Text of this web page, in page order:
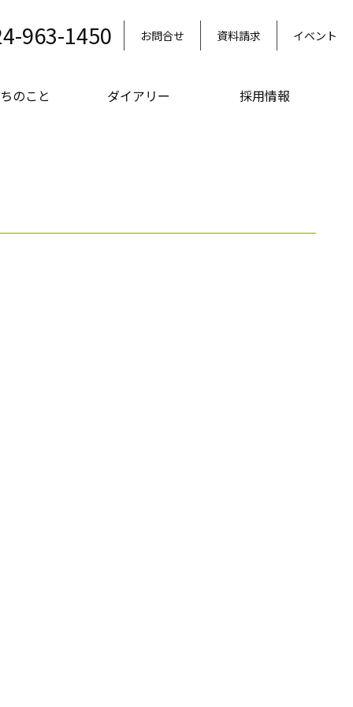
963-1450 お問合せ 資料請求 イベント
のこと ダイアリー 採用情報